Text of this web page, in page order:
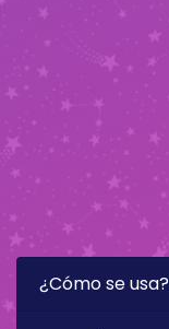
¿Cómo se usa?